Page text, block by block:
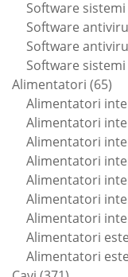
Software
Software
Software
Software
Alimentatori 6565
Alimentatori
Alimentatori
Alimentatori
Alimentatori
Alimentatori
Alimentatori
Alimentatori
Alimentatori
Alimentatori